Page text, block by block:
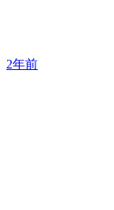
2年前